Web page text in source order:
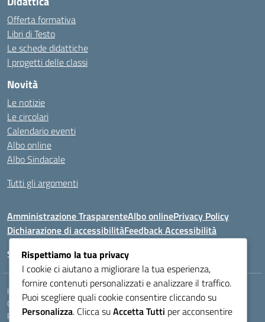
Offerta formativa
Libri di Testo
Le schede didattiche
I progetti delle classi
Novità
Le notizie
Le circolari
Calendario eventi
Albo online
Albo Sindacale
Tutti gli argomenti
Amministrazione TrasparenteAlbo onlinePrivacy Policy
Dichiarazione di accessibilitàFeedback Accessibilità
Seguici su:
Indirizzo: VIA LAZIO, 3, 43100 PARMA (PR)
Centralino:0521272405 Email: PRIS00400B@istruzione.it
Posta elettronica certificata (PEC):pris00400b@pec.istruzione.it
Rispettiamo la tua privacy
I cookie ci aiutano a migliorare la tua esperienza,
fornire contenuti personalizzati e analizzare il traffico.
Puoi scegliere quali cookie consentire cliccando su
Personalizza. Clicca suAccetta Tutti per acconsentire